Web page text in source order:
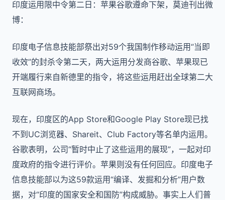
印度运用限中令第二日：苹果谷歌遵命下架，莫迪刊出微
博：
印度电子信息技能部祭出对59个我国制作移动运用“当即
收效”的封杀令第二天，两大运用分发商谷歌、苹果现已
开端履行来自新德里的指令，将这些运用赶出全球第二大
互联网商场。
现在，印度区的App Store和Google Play Store现已找
不到 UC浏览器、 Shareit、 Club Factory等名单内运用。
谷歌表明，公司“暂时中止了这些运用的展现”，一起对印
度政府的指令进行评价。苹果则没有任何回应。印度电子
信息技能部以为这59款运用“编译、发掘和分析”用户数
据，对“印度的国家安全和国防”构成威胁。事实上人们普